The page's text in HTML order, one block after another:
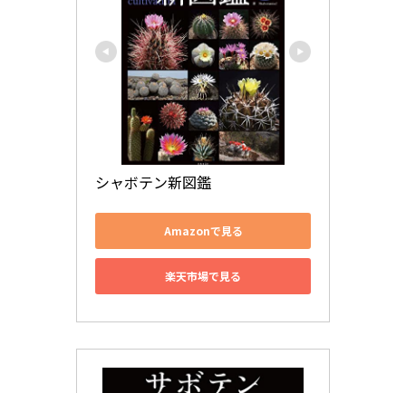
シャボテン新図鑑
Amazonで見る
楽天市場で見る